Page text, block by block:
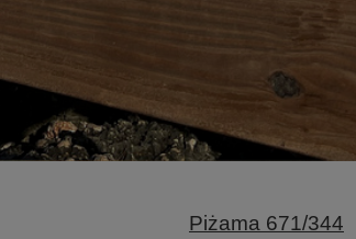
Piżama 671/344